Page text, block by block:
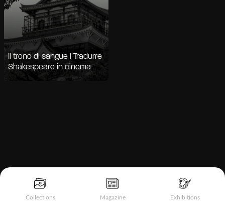
Collections Magazine Exhibitions
Il trono di sangue | Tradurre
Shakespeare in cinema
Informativa sulla raccolta